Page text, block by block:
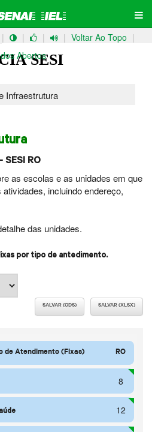
| | | | Voltar Ao Topo |
Abertos
SESI
Infraestrutura
RO
as escolas e as unidades em que
incluindo endereço,
das unidades.
por tipo de antedimento.
SALVAR (XLSX)
SALVAR (ODS)
de Atendimento (Fixas) RO
8
12